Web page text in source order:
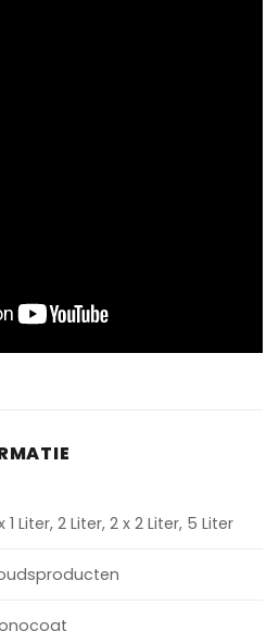
1 Liter, 2 Liter, 2 x 2 Liter, 5 Liter